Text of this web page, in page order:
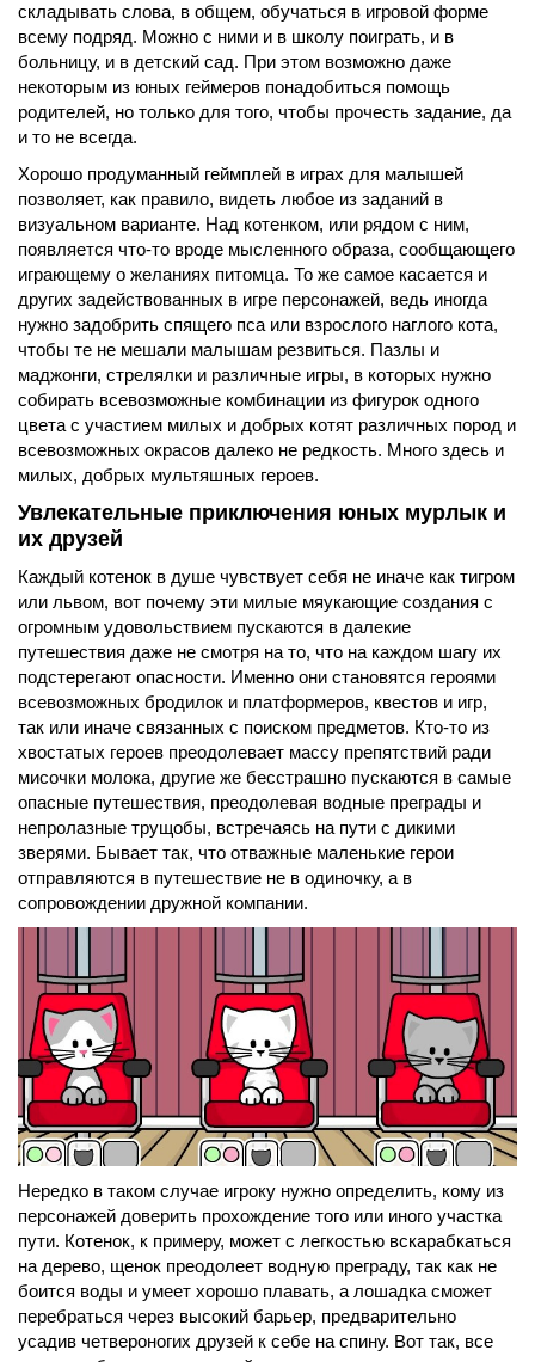
складывать слова, в общем, обучаться в игровой форме
всему подряд. Можно с ними и в школу поиграть, и в
больницу, и в детский сад. При этом возможно даже
некоторым из юных геймеров понадобиться помощь
родителей, но только для того, чтобы прочесть задание, да
и то не всегда.
Хорошо продуманный геймплей в играх для малышей
позволяет, как правило, видеть любое из заданий в
визуальном варианте. Над котенком, или рядом с ним,
появляется что-то вроде мысленного образа, сообщающего
играющему о желаниях питомца. То же самое касается и
других задействованных в игре персонажей, ведь иногда
нужно задобрить спящего пса или взрослого наглого кота,
чтобы те не мешали малышам резвиться. Пазлы и
маджонги, стрелялки и различные игры, в которых нужно
собирать всевозможные комбинации из фигурок одного
цвета с участием милых и добрых котят различных пород и
всевозможных окрасов далеко не редкость. Много здесь и
милых, добрых мультяшных героев.
Увлекательные приключения юных мурлык и
их друзей
Каждый котенок в душе чувствует себя не иначе как тигром
или львом, вот почему эти милые мяукающие создания с
огромным удовольствием пускаются в далекие
путешествия даже не смотря на то, что на каждом шагу их
подстерегают опасности. Именно они становятся героями
всевозможных бродилок и платформеров, квестов и игр,
так или иначе связанных с поиском предметов. Кто-то из
хвостатых героев преодолевает массу препятствий ради
мисочки молока, другие же бесстрашно пускаются в самые
опасные путешествия, преодолевая водные преграды и
непролазные трущобы, встречаясь на пути с дикими
зверями. Бывает так, что отважные маленькие герои
отправляются в путешествие не в одиночку, а в
сопровождении дружной компании.
Нередко в таком случае игроку нужно определить, кому из
персонажей доверить прохождение того или иного участка
пути. Котенок, к примеру, может с легкостью вскарабкаться
на дерево, щенок преодолеет водную преграду, так как не
боится воды и умеет хорошо плавать, а лошадка сможет
перебраться через высокий барьер, предварительно
усадив четвероногих друзей к себе на спину. Вот так, все